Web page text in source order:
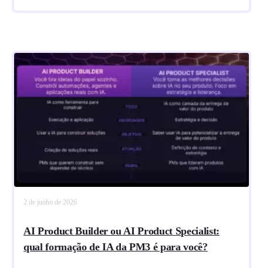
2 de junho de 2026
AI Product Builder ou AI Product Specialist:
qual formação de IA da PM3 é para você?